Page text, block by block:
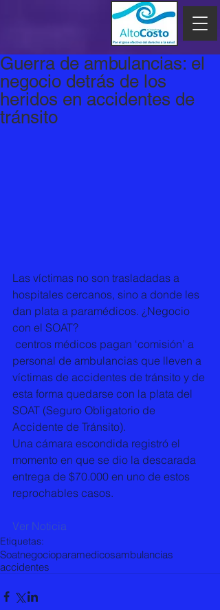
Guerra de ambulancias: el
negocio detrás de los
heridos en accidentes de
tránsito
Las víctimas no son trasladadas a
hospitales cercanos, sino a donde les
dan plata a paramédicos. ¿Negocio
con el SOAT?
personal de ambulancias que lleven a
víctimas de accidentes de tránsito y de
esta forma quedarse con la plata del
SOAT (Seguro Obligatorio de
Accidente de Tránsito).
Una cámara escondida registró el
momento en que se dio la descarada
entrega de $70.000 en uno de estos
reprochables casos.
Ver Noticia
Etiquetas:
Soatnegocioparamedicosambulancias
accidentes